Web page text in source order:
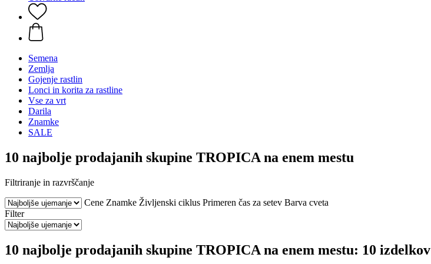
Semena
Zemlja
Gojenje rastlin
Lonci in korita za rastline
Vse za vrt
Darila
Znamke
SALE
10 najbolje prodajanih skupine TROPICA na enem mestu
Filtriranje in razvrščanje
Cene Znamke Življenski ciklus Primeren čas za setev Barva cveta
Filter
10 najbolje prodajanih skupine TROPICA na enem mestu: 10 izdelkov